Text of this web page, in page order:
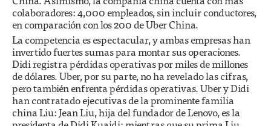
colaboradores: 4,000 empleados, sin incluir conductores,
en comparación con los 200 de Uber China.
La competencia es espectacular, y ambas empresas han
invertido fuertes sumas para montar sus operaciones.
Didi registra pérdidas operativas por miles de millones
de dólares. Uber, por su parte, no ha revelado las cifras,
pero también enfrenta pérdidas operativas. Uber y Didi
han contratado ejecutivas de la prominente familia
china Liu: Jean Liu, hija del fundador de Lenovo, es la